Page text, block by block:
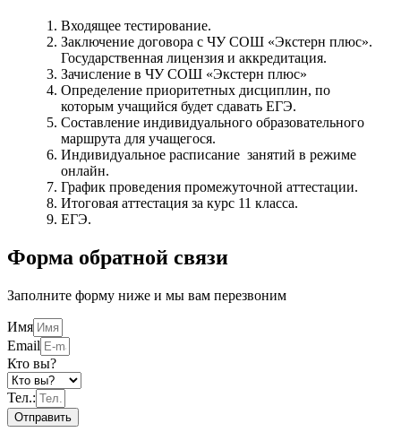
Входящее тестирование.
Заключение договора с ЧУ СОШ «Экстерн плюс».
Государственная лицензия и аккредитация.
Зачисление в ЧУ СОШ «Экстерн плюс»
Определение приоритетных дисциплин, по
которым учащийся будет сдавать ЕГЭ.
Составление индивидуального образовательного
маршрута для учащегося.
Индивидуальное расписание занятий в режиме
онлайн.
График проведения промежуточной аттестации.
Итоговая аттестация за курс 11 класса.
ЕГЭ.
Форма обратной связи
Заполните форму ниже и мы вам перезвоним
Имя
Email
Кто вы?
Тел.:
Отправить